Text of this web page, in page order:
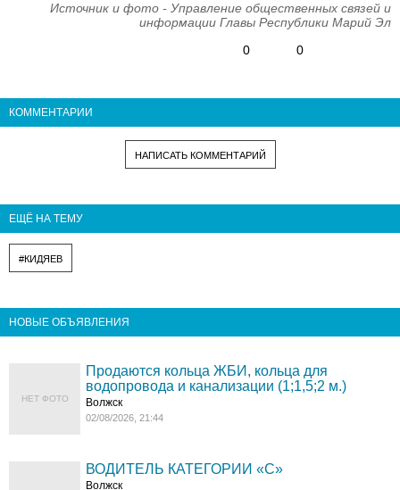
Источник и фото - Управление общественных связей и
информации Главы Республики Марий Эл
0
0
КОММЕНТАРИИ
НАПИСАТЬ КОММЕНТАРИЙ
ЕЩЁ НА ТЕМУ
#КИДЯЕВ
НОВЫЕ ОБЪЯВЛЕНИЯ
НЕТ ФОТО
Продаются кольца ЖБИ, кольца для
водопровода и канализации (1;1,5;2 м.)
Волжск
02/08/2026, 21:44
ВОДИТЕЛЬ КАТЕГОРИИ «C»
Волжск